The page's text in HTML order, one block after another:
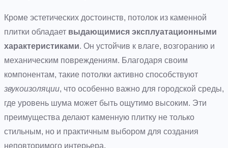
Кроме эстетических достоинств, потолок из каменной
плитки обладает выдающимися эксплуатационными
характеристиками. Он устойчив к влаге, возгоранию и
механическим повреждениям. Благодаря своим
компонентам, такие потолки активно способствуют
звукоизоляции, что особенно важно для городской среды,
где уровень шума может быть ощутимо высоким. Эти
преимущества делают каменную плитку не только
стильным, но и практичным выбором для создания
неповторимого интерьера.